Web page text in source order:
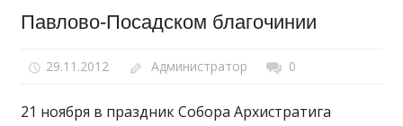
Павлово-Посадском благочинии
29.11.2012 Администратор 0
21 ноября в праздник Собора Архистратига